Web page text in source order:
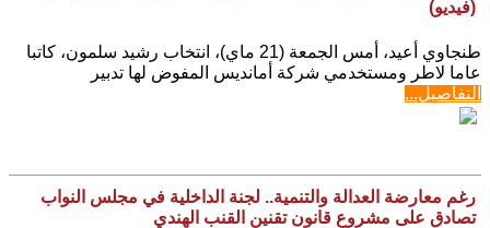
(فيديو)
طنجاوي أعيد، أمس الجمعة (21 ماي)، انتخاب رشيد سلمون، كاتبا
عاما لاطر ومستخدمي شركة أمانديس المفوض لها تدبير
التفاصيل...
رغم معارضة العدالة والتنمية.. لجنة الداخلية في مجلس النواب
تصادق على مشروع قانون تقنين القنب الهندي